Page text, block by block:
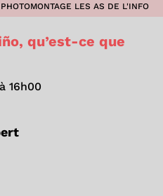
PHOTOMONTAGE LES AS DE L'INFO
qu’est-ce que
16h00